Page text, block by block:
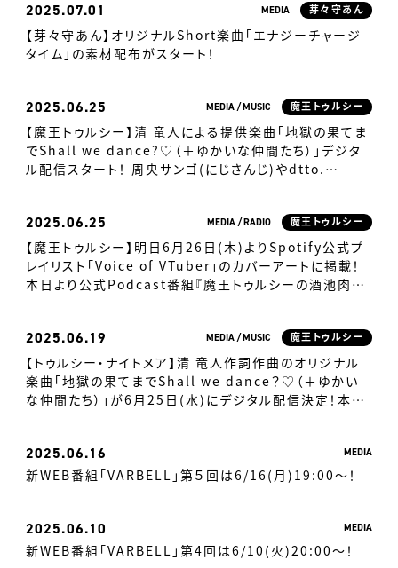
2025 07.01 MEDIA 芽々守あん
【芽々守あん】オリジナルShort楽曲「エナジーチャージ
タイム」の素材配布がスタート！
2025 06.25 MEDIA MUSIC 魔王トゥルシー
【魔王トゥルシー】清 竜人による提供楽曲「地獄の果てま
でShall we dance?♡（＋ゆかいな仲間たち）」デジタ
ル配信スタート！ 周央サンゴ(にじさんじ)やdtto.
2025 06.25 MEDIA RADIO 魔王トゥルシー
【魔王トゥルシー】明日6月26日(木)よりSpotify公式プ
レイリスト「Voice of VTuber」のカバーアートに掲載！
本日より公式Podcast番組『魔王トゥルシーの酒池肉林
2025 06.19 MEDIA MUSIC 魔王トゥルシー
【トゥルシー・ナイトメア】清 竜人作詞作曲のオリジナル
楽曲「地獄の果てまでShall we dance？♡（＋ゆかい
な仲間たち）」が6月25日(水)にデジタル配信決定！本日
2025 06.16 MEDIA
新WEB番組「VARBELL」第５回は6/16(月)19:00〜！
2025 06.10 MEDIA
新WEB番組「VARBELL」第4回は6/10(火)20:00〜！